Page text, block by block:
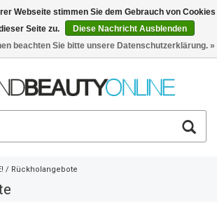
Deutsch €
/ Rückholangebote
Webseite stimmen Sie dem Gebrauch von Cookies
Seite zu.
Diese Nachricht Ausblenden
beachten Sie bitte unsere Datenschutzerklärung. »